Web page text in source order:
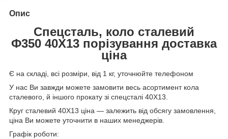
Опис
Спецсталь, коло сталевий
Ф350 40Х13 порізування доставка
ціна
Є на складі, всі розміри, від 1 кг, уточнюйте телефоном
У нас Ви завжди можете замовити весь асортимент кола
сталевого, й іншого прокату зі спецсталі 40Х13.
Круг сталевий 40Х13 ціна — залежить від обсягу замовлення,
ціна Ви можете уточнити в наших менеджерів.
Графік роботи: